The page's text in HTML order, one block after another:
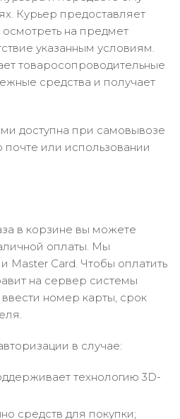
Курьер предоставляет
на предмет
указанным условиям.
товаросопроводительные
средства и получает
доступна при самовывозе
почте или использовании
в корзине вы можете
оплаты. Мы
Master Card. Чтобы оплатить
на сервер системы
номер карты, срок
в случае:
технологию 3D-
средств для покупки;